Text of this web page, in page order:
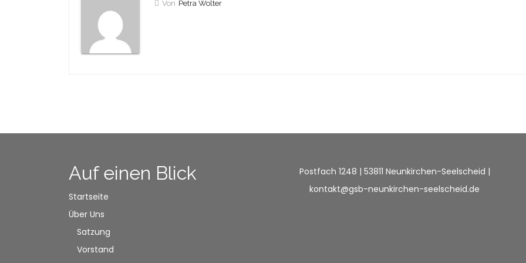
Von Petra Wolter
Auf einen Blick
Startseite
Über Uns
Satzung
Vorstand
Postfach 1248 | 53811 Neunkirchen-Seelscheid |
kontakt@gsb-neunkirchen-seelscheid.de